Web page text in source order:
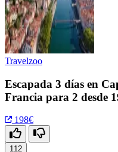
Travelzoo
Escapada 3 días en
Francia para 2 desde
198€
112